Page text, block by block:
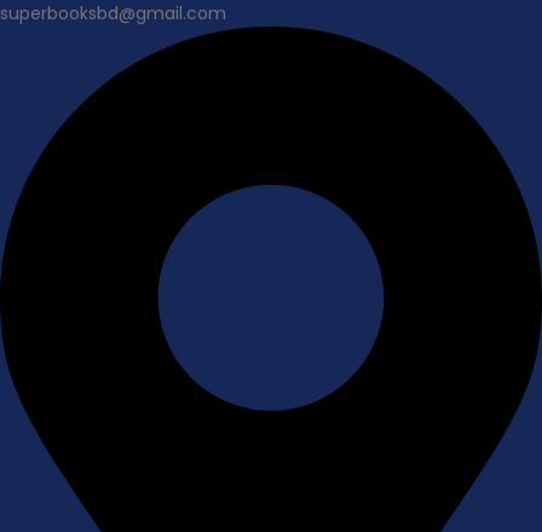
superbooksbd@gmail.com